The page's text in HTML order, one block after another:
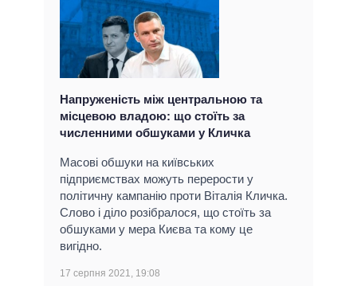
Напруженість між центральною та
місцевою владою: що стоїть за
численними обшуками у Кличка
Масові обшуки на київських
підприємствах можуть перерости у
політичну кампанію проти Віталія Кличка.
Слово і діло розібралося, що стоїть за
обшуками у мера Києва та кому це
вигідно.
17 серпня 2021, 19:08